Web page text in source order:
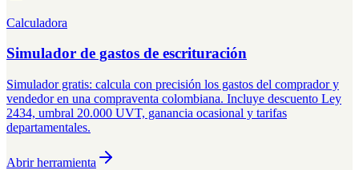
Calculadora
Simulador de gastos de escrituración
Simulador gratis: calcula con precisión los gastos del comprador y
vendedor en una compraventa colombiana. Incluye descuento Ley
2434, umbral 20.000 UVT, ganancia ocasional y tarifas
departamentales.
Abrir herramienta